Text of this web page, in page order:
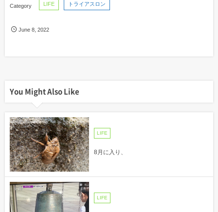
LIFE トライアスロン
June 8 ,2022
You Might Also Like
LIFE
8月に入り、
LIFE